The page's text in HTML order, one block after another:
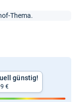
Thema.
günstig!
€